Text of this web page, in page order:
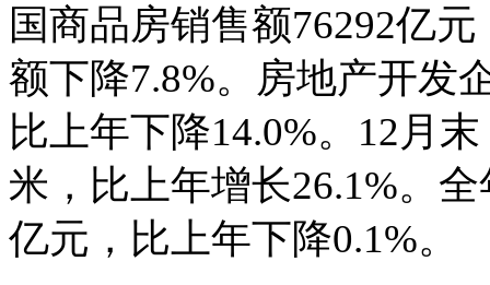
国商品房销售额76292亿
额下降7.8%。房地产开发
比上年下降14.0%。12月
米，比上年增长26.1%。
亿元，比上年下降0.1%。